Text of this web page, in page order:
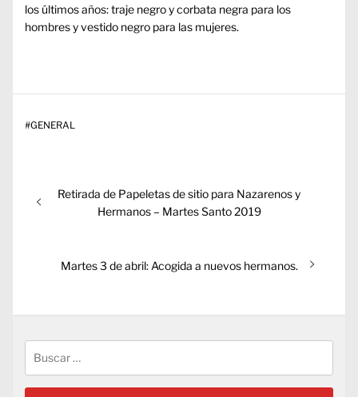
los últimos años: traje negro y corbata negra para los
hombres y vestido negro para las mujeres.
#GENERAL
de
Entrada
anterior:
Retirada de Papeletas de sitio para Nazarenos y
Hermanos – Martes Santo 2019
Entrada
Martes 3 de abril: Acogida a nuevos hermanos.